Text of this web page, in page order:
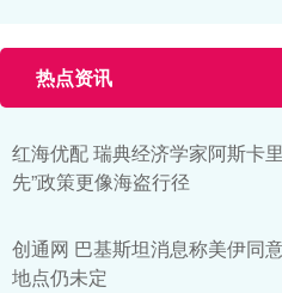
热点资讯
红海优配 瑞典经济学家阿斯卡
先”政策更像海盗行径
创通网 巴基斯坦消息称美伊同
地点仍未定